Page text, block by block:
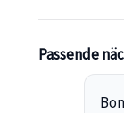
Passende